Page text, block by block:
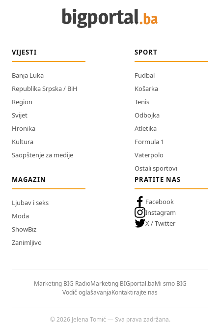
VIJESTI
Banja Luka
Republika Srpska / BiH
Region
Svijet
Hronika
Kultura
Saopštenje za medije
SPORT
Fudbal
Košarka
Tenis
Odbojka
Atletika
Formula 1
Vaterpolo
Ostali sportovi
MAGAZIN
Ljubav i seks
Moda
ShowBiz
Zanimljivo
PRATITE NAS
Facebook
Instagram
X / Twitter
Marketing BIG RadioMarketing BIGportal.baMi smo BIG
Vodič oglašavanjaKontaktirajte nas
© 2026 Jelena Tomić — Sva prava zadržana.